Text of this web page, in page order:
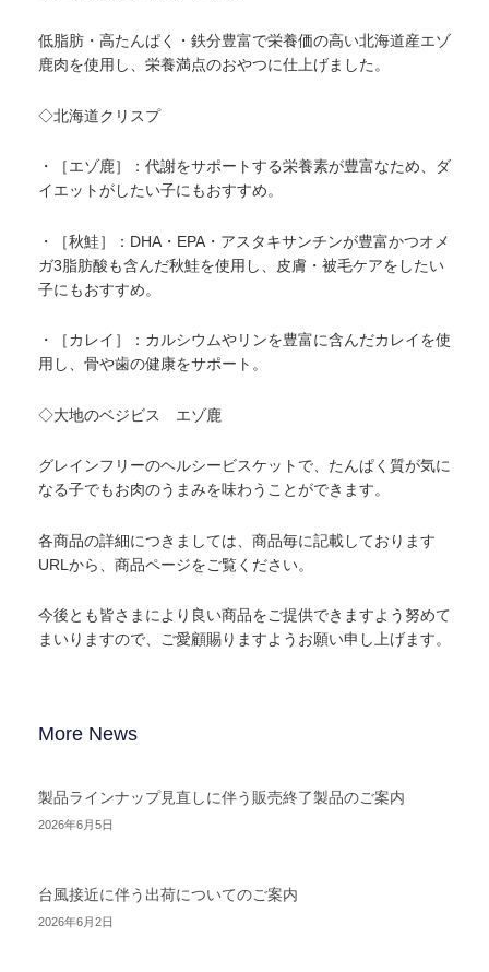
低脂肪・高たんぱく・鉄分豊富で栄養価の高い北海道産エゾ
鹿肉を使用し、栄養満点のおやつに仕上げました。
◇北海道クリスプ
・［エゾ鹿］：代謝をサポートする栄養素が豊富なため、ダ
イエットがしたい子にもおすすめ。
・［秋鮭］：DHA・EPA・アスタキサンチンが豊富かつオメ
ガ3脂肪酸も含んだ秋鮭を使用し、皮膚・被毛ケアをしたい
子にもおすすめ。
・［カレイ］：カルシウムやリンを豊富に含んだカレイを使
用し、骨や歯の健康をサポート。
◇大地のベジビス エゾ鹿
グレインフリーのヘルシービスケットで、たんぱく質が気に
なる子でもお肉のうまみを味わうことができます。
各商品の詳細につきましては、商品毎に記載しております
URLから、商品ページをご覧ください。
今後とも皆さまにより良い商品をご提供できますよう努めて
まいりますので、ご愛顧賜りますようお願い申し上げます。
More News
製品ラインナップ見直しに伴う販売終了製品のご案内
2026年6月5日
台風接近に伴う出荷についてのご案内
2026年6月2日